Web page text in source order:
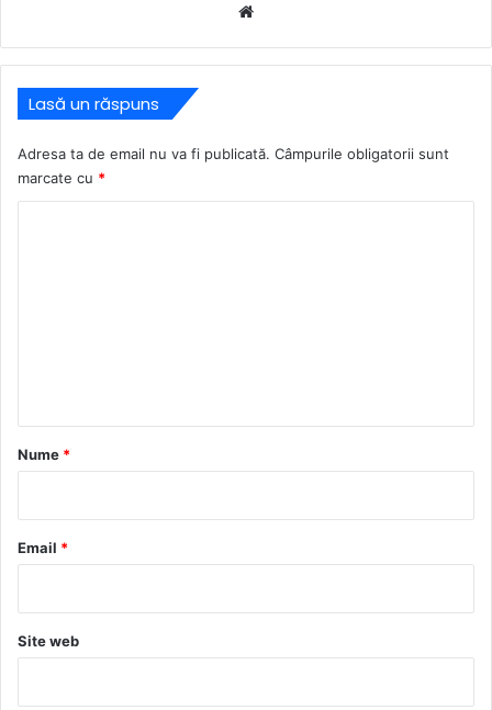
Lasă un răspuns
Adresa ta de email nu va fi publicată. Câmpurile obligatorii sunt
marcate cu *
r
*
Nume *
Email *
Site web